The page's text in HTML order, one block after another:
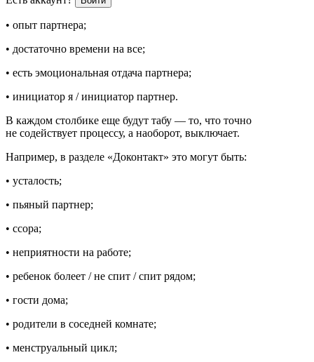
• опыт партнера;
• достаточно времени на все;
• есть эмоциональная отдача партнера;
• инициатор я / инициатор партнер.
В каждом столбике еще будут табу — то, что точно
не содействует процессу, а наоборот, выключает.
Например, в разделе «Доконтакт» это могут быть:
• усталость;
• пьяный партнер;
• ссора;
• неприятности на работе;
• ребенок болеет / не спит / спит рядом;
• гости дома;
• родители в соседней комнате;
• менструальный цикл;